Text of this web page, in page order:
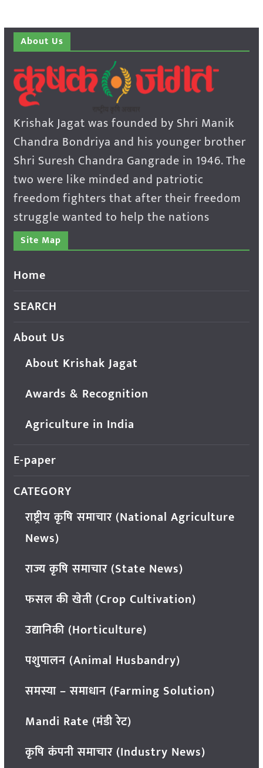
About Us
Krishak Jagat was founded by Shri Manik
Chandra Bondriya and his younger brother
Shri Suresh Chandra Gangrade in 1946. The
two were like minded and patriotic
freedom fighters that after their freedom
struggle wanted to help the nations
Site Map
Home
SEARCH
About Us
About Krishak Jagat
Awards & Recognition
Agriculture in India
E-paper
CATEGORY
राष्ट्रीय कृषि समाचार (National Agriculture
News)
राज्य कृषि समाचार (State News)
फसल की खेती (Crop Cultivation)
उद्यानिकी (Horticulture)
पशुपालन (Animal Husbandry)
समस्या – समाधान (Farming Solution)
Mandi Rate (मंडी रेट)
कृषि कंपनी समाचार (Industry News)